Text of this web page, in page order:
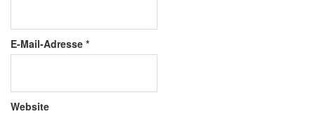
E-Mail-Adresse *
Website